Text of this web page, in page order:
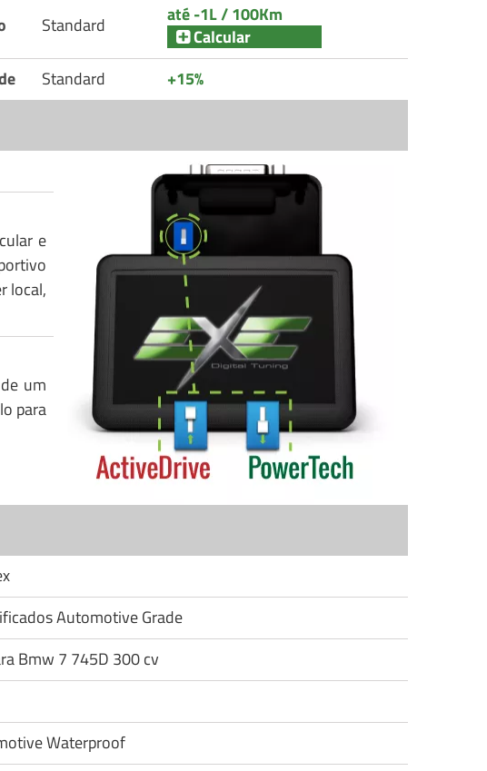
Standard
até -1L / 100Km
Calcular
Standard +15%
e
local,
um
para
Automotive Grade
Bmw 7 745D 300 cv
Waterproof